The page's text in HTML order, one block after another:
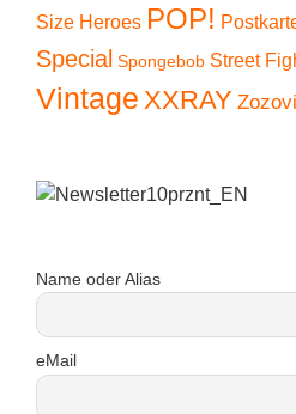
Size Heroes POP!
Special Spongebob Street
Vintage XXRAY
Name oder Alias
eMail